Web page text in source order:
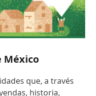
México
que, a través
historia,